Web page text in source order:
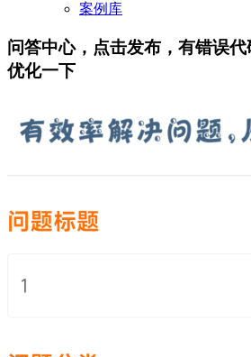
案例库
问答中心，点击发布，有错误
优化一下